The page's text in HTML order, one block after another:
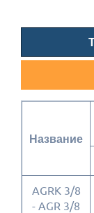
Название
AGRK 3/8
- AGR 3/8